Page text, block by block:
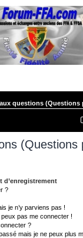
questions (Questions
(Questions
d’enregistrement
?
je n’y parviens pas !
pas me connecter !
?
mais je ne peux plus